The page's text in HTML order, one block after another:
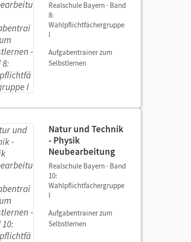
Realschule Bayern · Band
8:
Wahlpflichtfächergruppe
I
Aufgabentrainer zum
Selbstlernen
Natur und Technik
- Physik
Neubearbeitung
Realschule Bayern · Band
10:
Wahlpflichtfächergruppe
I
Aufgabentrainer zum
Selbstlernen